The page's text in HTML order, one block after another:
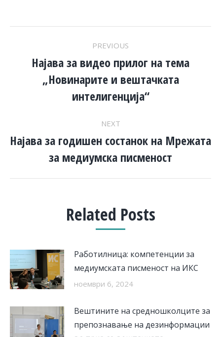
NAVIGATION
PREVIOUS
Previous
post:
Најава за видео прилог на тема
„Новинарите и вештачката
интелигенција“
NEXT
Next
post:
Најава за годишен состанок на Мрежата
за медиумска писменост
Related Posts
Работилница: компетенции за
медиумската писменост на ИКС
ноември 6, 2024
Вештините на средношколците за
препознавање на дезинформации